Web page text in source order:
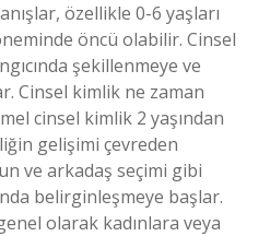
özellikle 0-6 yaşları
öncü olabilir. Cinsel
şekillenmeye ve
Cinsel kimlik ne zaman
cinsel kimlik 2 yaşından
gelişimi çevreden
ve arkadaş seçimi gibi
belirginleşmeye başlar.
olarak kadınlara veya